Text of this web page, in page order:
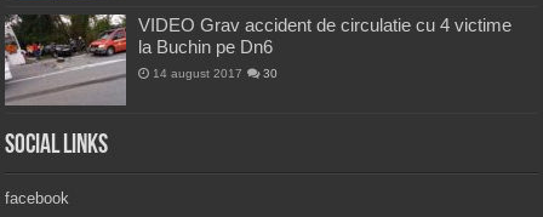
VIDEO Grav accident de circulatie cu 4 victime
la Buchin pe Dn6
14 august 2017 30
Social Links
facebook